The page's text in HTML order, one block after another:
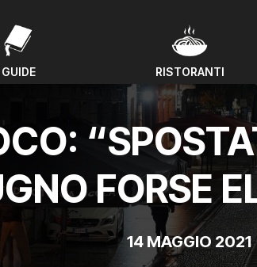
GUIDE RISTORANTI
FORSE
14 MAGGIO 2021